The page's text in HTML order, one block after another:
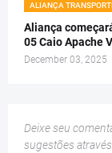
ALIANÇA
Aliança
05 Caio Apache
December 03, 2025
Deixe seu
sugestões